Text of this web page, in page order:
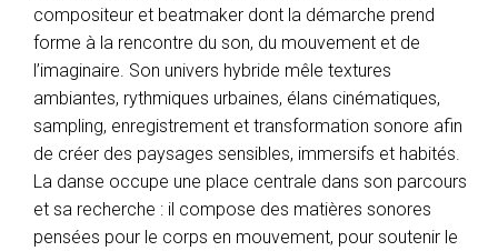
compositeur et beatmaker dont la démarche prend
forme à la rencontre du son, du mouvement et de
l’imaginaire. Son univers hybride mêle textures
ambiantes, rythmiques urbaines, élans cinématiques,
sampling, enregistrement et transformation sonore afin
de créer des paysages sensibles, immersifs et habités.
La danse occupe une place centrale dans son parcours
et sa recherche : il compose des matières sonores
pensées pour le corps en mouvement, pour soutenir le